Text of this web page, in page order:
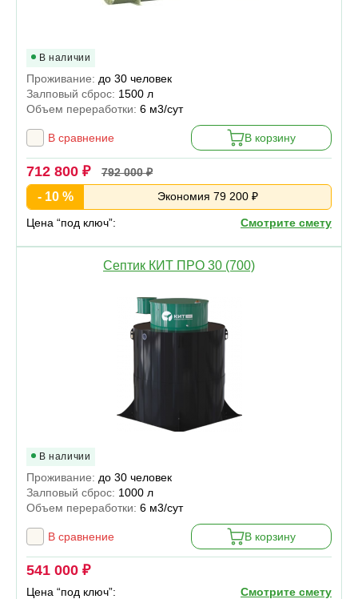
В наличии
Проживание: до 30 человек
Залповый сброс: 1500 л
Объем переработки: 6 м3/сут
В сравнение В корзину
712 800 ₽ 792 000 ₽
- 10 % Экономия 79 200 ₽
Цена “под ключ”: Смотрите смету
Септик КИТ ПРО 30 (700)
В наличии
Проживание: до 30 человек
Залповый сброс: 1000 л
Объем переработки: 6 м3/сут
В сравнение В корзину
541 000 ₽
Цена “под ключ”: Смотрите смету